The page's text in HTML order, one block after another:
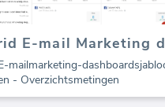
mailmarketing-
- Overzichtsmetingen